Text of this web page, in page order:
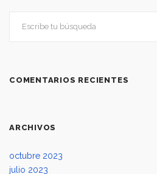
COMENTARIOS RECIENTES
ARCHIVOS
octubre 2023
julio 2023